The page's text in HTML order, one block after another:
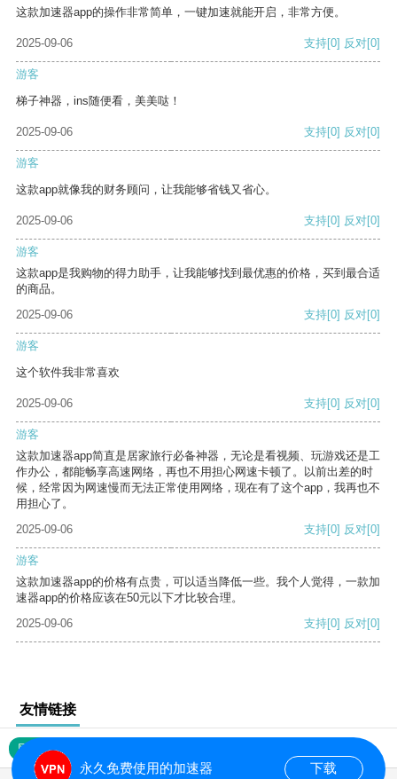
这款加速器app的操作非常简单，一键加速就能开启，非常方便。
2025-09-06 支持[0] 反对[0]
游客
梯子神器，ins随便看，美美哒！
2025-09-06 支持[0] 反对[0]
游客
这款app就像我的财务顾问，让我能够省钱又省心。
2025-09-06 支持[0] 反对[0]
游客
这款app是我购物的得力助手，让我能够找到最优惠的价格，买到最合适
的商品。
2025-09-06
支持[0] 反对[0]
游客
这个软件我非常喜欢
2025-09-06 支持[0] 反对[0]
游客
这款加速器app简直是居家旅行必备神器，无论是看视频、玩游戏还是工
作办公，都能畅享高速网络，再也不用担心网速卡顿了。以前出差的时
候，经常因为网速慢而无法正常使用网络，现在有了这个app，我再也不
用担心了。
2025-09-06
支持[0] 反对[0]
游客
这款加速器app的价格有点贵，可以适当降低一些。我个人觉得，一款加
速器app的价格应该在50元以下才比较合理。
2025-09-06
支持[0] 反对[0]
友情链接
网站地图
永久免费使用的加速器 下载